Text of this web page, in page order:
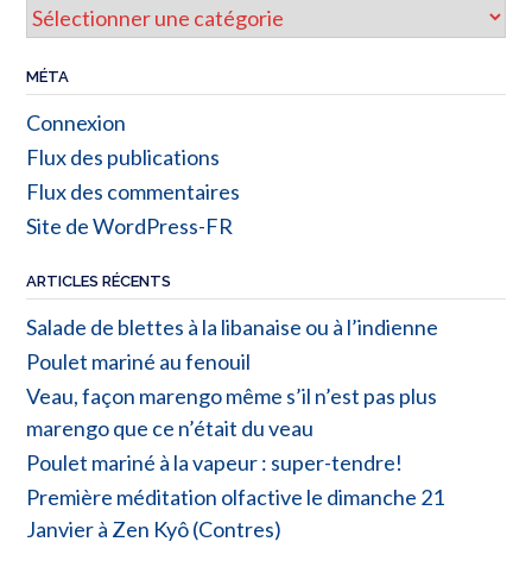
Catégories
MÉTA
Connexion
Flux des publications
Flux des commentaires
Site de WordPress-FR
ARTICLES RÉCENTS
Salade de blettes à la libanaise ou à l’indienne
Poulet mariné au fenouil
Veau, façon marengo même s’il n’est pas plus
marengo que ce n’était du veau
Poulet mariné à la vapeur : super-tendre!
Première méditation olfactive le dimanche 21
Janvier à Zen Kyô (Contres)